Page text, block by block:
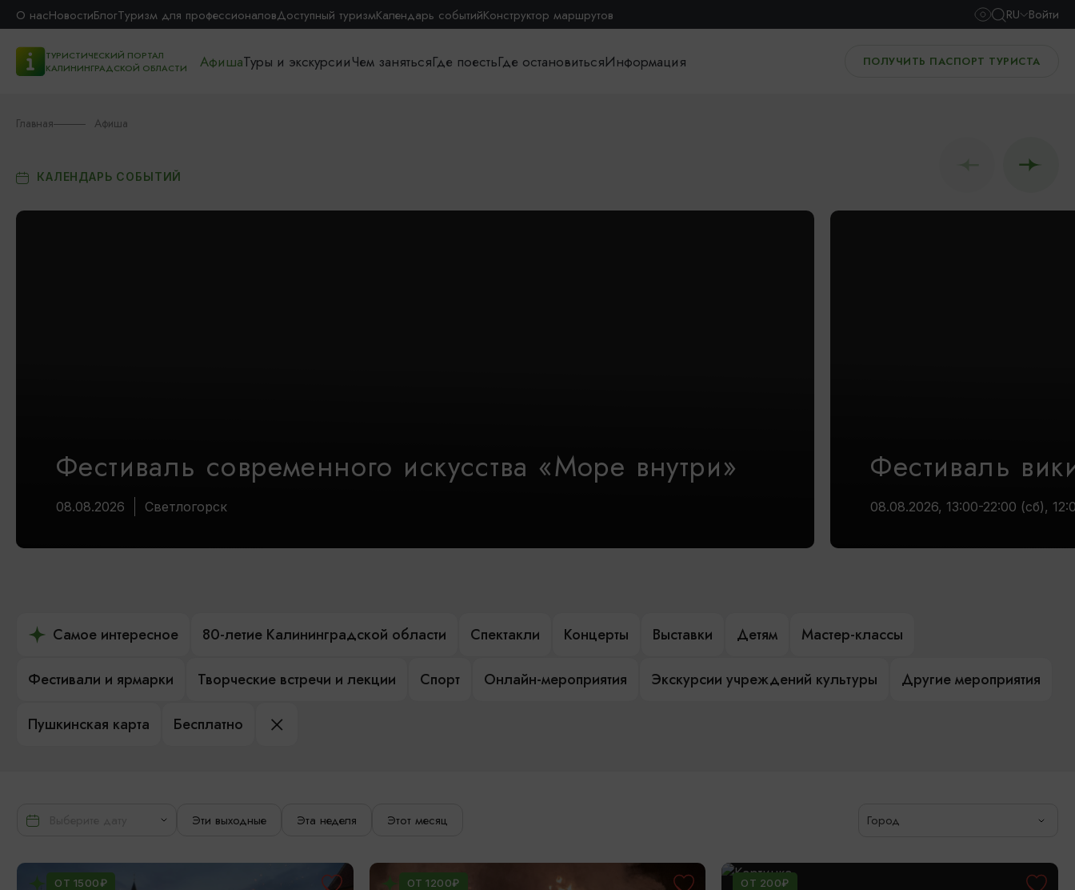
О насНовостиБлогТуризм для профессионаловДоступный туризмКалендарь событийКонструктор маршрутов RU Войти
ТУРИСТИЧЕСКИЙ ПОРТАЛ
КАЛИНИНГРАДСКОЙ ОБЛАСТИ
АфишаТуры и экскурсииЧем занятьсяГде поестьГде остановитьсяИнформация ПОЛУЧИТЬ ПАСПОРТ ТУРИСТА
Главная Афиша
КАЛЕНДАРЬ СОБЫТИЙ
Фестиваль современного искусства «Море внутри»
08.08.2026 Светлогорск
Фестиваль
08.08.2026, 13:00-22:00 (сб),
Самое интересное 80-летие Калининградской области Спектакли Концерты Выставки Детям Мастер-классы
Фестивали и ярмарки Творческие встречи и лекции Спорт Онлайн-мероприятия Экскурсии учреждений культуры Другие мероприятия
Пушкинская карта Бесплатно
Эти выходные Эта неделя Этот месяц Город
ОТ 1500₽ ОТ 1200₽ ОТ 200₽